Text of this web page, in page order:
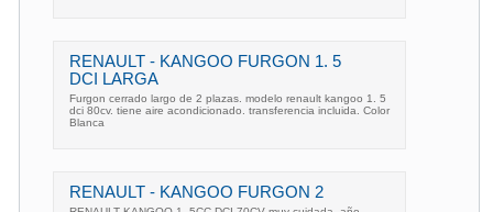
RENAULT - KANGOO FURGON 1. 5
DCI LARGA
Furgon cerrado largo de 2 plazas. modelo renault kangoo 1. 5
dci 80cv. tiene aire acondicionado. transferencia incluida. Color
Blanca
RENAULT - KANGOO FURGON 2